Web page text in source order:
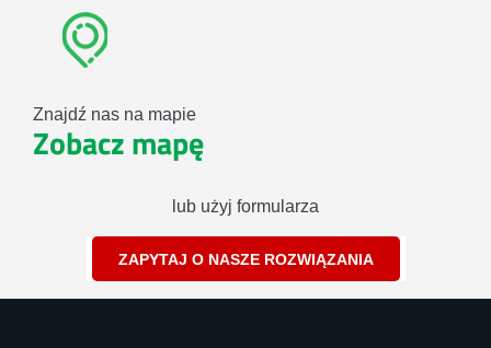
Znajdź nas na mapie
Zobacz mapę
lub użyj formularza
ZAPYTAJ O NASZE ROZWIĄZANIA